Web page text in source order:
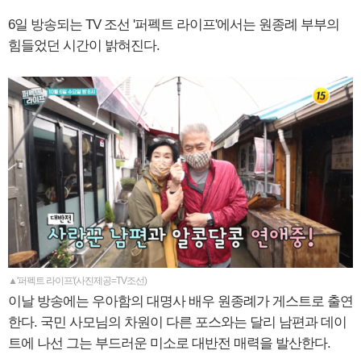
6일 방송되는 TV 조선 '퍼펙트 라이프'에서는 원종례 부부의
힘들었던 시간이 밝혀진다.
▲'퍼펙트 라이프'(사진제공=TV조선)
이날 방송에는 우아함의 대명사 배우 원종례가 게스트로 출연
한다. 국민 사모님의 차원이 다른 포스와는 달리 남편과 데이
트에 나선 그는 부드러운 미소로 대반전 매력을 발산한다.